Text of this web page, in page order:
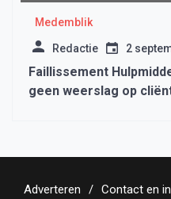
Medemblik
Redactie 2
Faillissement
geen weerslag op
Adverteren Contact en